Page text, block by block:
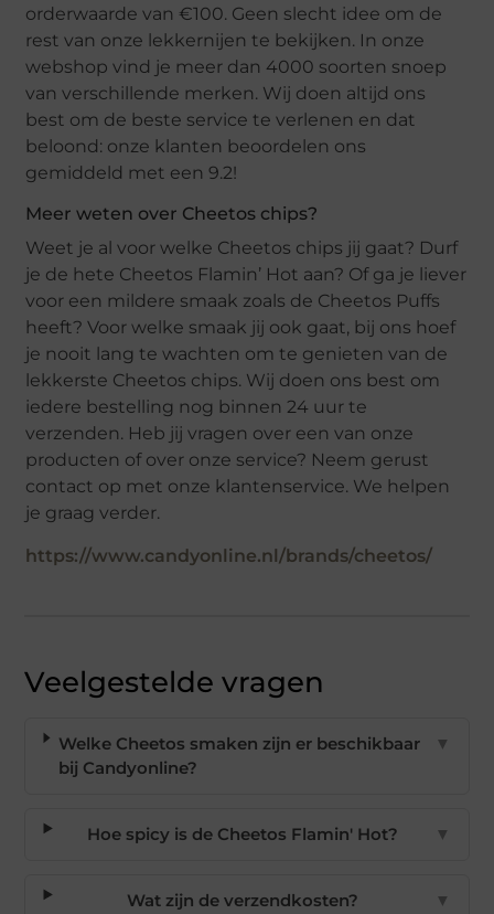
orderwaarde van €100. Geen slecht idee om de
rest van onze lekkernijen te bekijken. In onze
webshop vind je meer dan 4000 soorten snoep
van verschillende merken. Wij doen altijd ons
best om de beste service te verlenen en dat
beloond: onze klanten beoordelen ons
gemiddeld met een 9.2!
Meer weten over Cheetos chips?
Weet je al voor welke Cheetos chips jij gaat? Durf
je de hete Cheetos Flamin’ Hot aan? Of ga je liever
voor een mildere smaak zoals de Cheetos Puffs
heeft? Voor welke smaak jij ook gaat, bij ons hoef
je nooit lang te wachten om te genieten van de
lekkerste Cheetos chips. Wij doen ons best om
iedere bestelling nog binnen 24 uur te
verzenden. Heb jij vragen over een van onze
producten of over onze service? Neem gerust
contact op met onze klantenservice. We helpen
je graag verder.
https://www.candyonline.nl/brands/cheetos/
Veelgestelde vragen
Welke Cheetos smaken zijn er beschikbaar
bij Candyonline?
▼
Hoe spicy is de Cheetos Flamin' Hot? ▼
Wat zijn de verzendkosten? ▼